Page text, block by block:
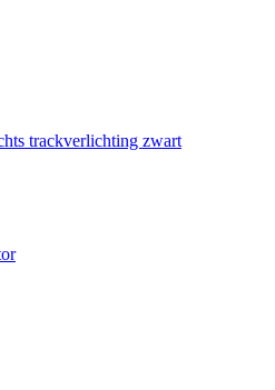
trackverlichting zwart